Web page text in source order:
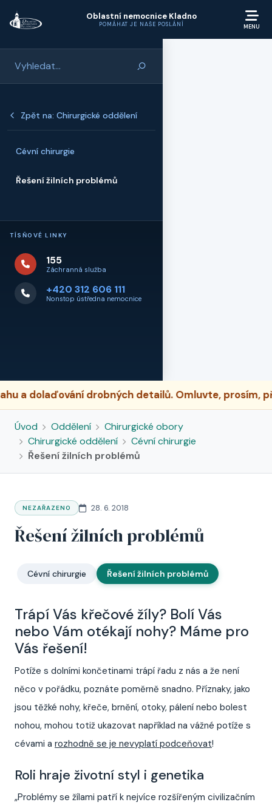
Oblastní nemocnice Kladno
POMÁHAT JE NAŠE POSLÁNÍ
Zpět na: Chirurgické oddělení
Cévní chirurgie
Řešení žilních problémů
TÍSŇOVÉ LINKY
155
Záchranná služba
+420 312 606 111
Nonstop ústředna nemocnice
drobných detailů. Omluvte, prosím,
Úvod Oddělení
Chirurgické obory
Chirurgické oddělení
Cévní chirurgie
Řešení žilních problémů
NEZAŘAZENO 28. 6. 2018
Řešení žilních problémů
Cévní chirurgie Řešení žilních problémů
Trápí Vás křečové žíly? Bolí Vás
nebo Vám otékají nohy? Máme pro
Vás řešení!
Potíže s dolními končetinami trápí řadu z nás a že není
něco v pořádku, poznáte poměrně snadno. Příznaky, jako
jsou těžké nohy, křeče, brnění, otoky, pálení nebo bolest
nohou, mohou totiž ukazovat například na vážné potíže s
cévami a rozhodně se je nevyplatí podceňovat!
Roli hraje životní styl i genetika
„Problémy se žílami patří k nejvíce rozšířeným civilizačním